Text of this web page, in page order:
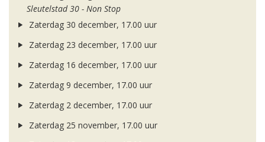
Sleutelstad 30 - Non Stop
Zaterdag 30 december, 17.00 uur
Zaterdag 23 december, 17.00 uur
Zaterdag 16 december, 17.00 uur
Zaterdag 9 december, 17.00 uur
Zaterdag 2 december, 17.00 uur
Zaterdag 25 november, 17.00 uur